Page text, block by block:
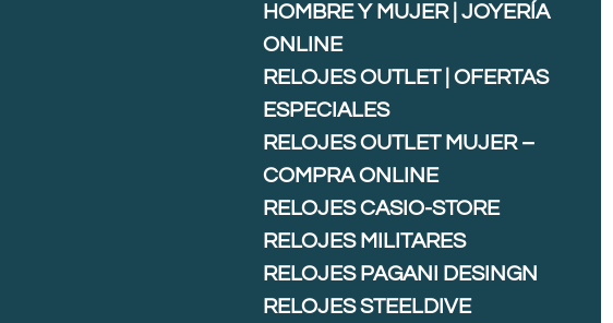
HOMBRE Y MUJER | JOYERÍA
ONLINE
RELOJES OUTLET | OFERTAS
ESPECIALES
RELOJES OUTLET MUJER –
COMPRA ONLINE
RELOJES CASIO-STORE
RELOJES MILITARES
RELOJES PAGANI DESINGN
RELOJES STEELDIVE